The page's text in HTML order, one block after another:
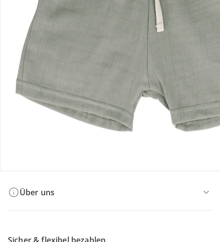
Bestellung & Lieferung
Retoure & Reklamation
Gutscheine & Aktionen
Kontakt & Service
Über uns